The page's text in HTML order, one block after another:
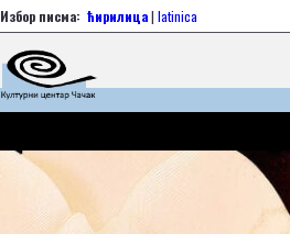
Избор писма: ћирилица| latinica